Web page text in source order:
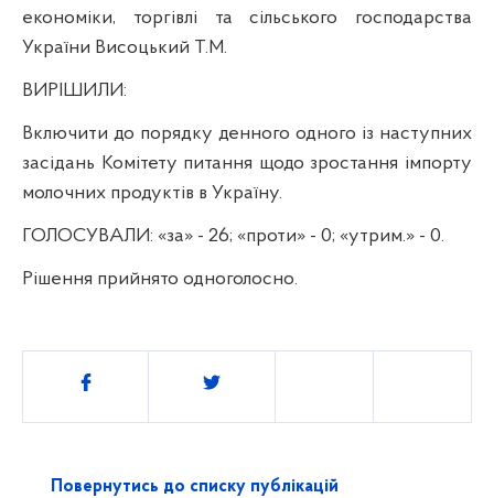
економіки, торгівлі та сільського господарства
України Висоцький Т.М.
ВИРІШИЛИ:
Включити до порядку денного одного із наступних
засідань Комітету питання щодо зростання імпорту
молочних продуктів в Україну.
ГОЛОСУВАЛИ: «за» - 26; «проти» - 0; «утрим.» - 0.
Рішення прийнято одноголосно.
Поділитись
Повернутись до списку публікацій